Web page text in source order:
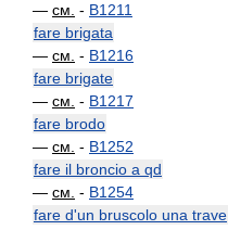
— см. - B1211
fare brigata
— см. - B1216
fare brigate
— см. - B1217
fare brodo
— см. - B1252
fare il broncio a qd
— см. - B1254
fare d'un bruscolo una trave